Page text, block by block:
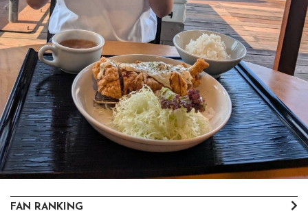
FAN RANKING